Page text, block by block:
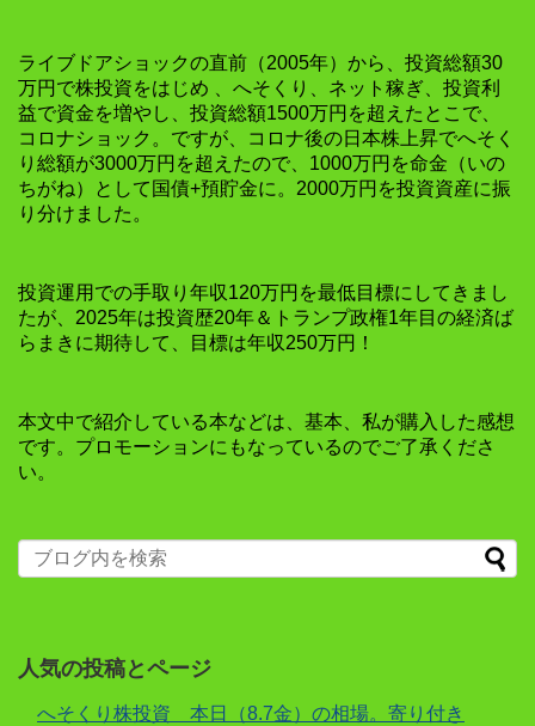
ライブドアショックの直前（2005年）から、投資総額30
万円で株投資をはじめ 、へそくり、ネット稼ぎ、投資利
益で資金を増やし、投資総額1500万円を超えたとこで、
コロナショック。ですが、コロナ後の日本株上昇でへそく
り総額が3000万円を超えたので、1000万円を命金（いの
ちがね）として国債+預貯金に。2000万円を投資資産に振
り分けました。
投資運用での手取り年収120万円を最低目標にしてきまし
たが、2025年は投資歴20年＆トランプ政権1年目の経済ば
らまきに期待して、目標は年収250万円！
本文中で紹介している本などは、基本、私が購入した感想
です。プロモーションにもなっているのでご了承くださ
い。
人気の投稿とページ
へそくり株投資 本日（8.7金）の相場。寄り付き